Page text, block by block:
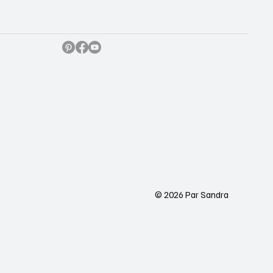
© 2026 Par Sandra